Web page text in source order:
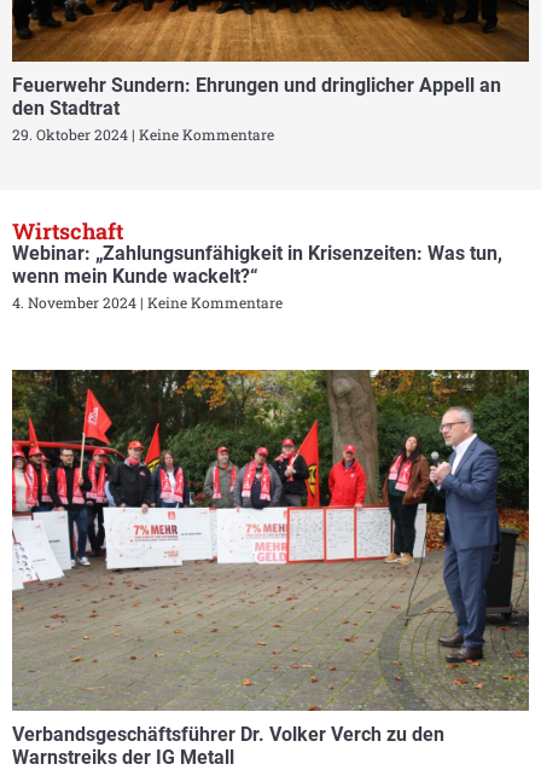
Feuerwehr Sundern: Ehrungen und dringlicher Appell an
den Stadtrat
29. Oktober 2024 Keine Kommentare
Wirtschaft
Webinar: „Zahlungsunfähigkeit in Krisenzeiten: Was tun,
wenn mein Kunde wackelt?“
4. November 2024 Keine Kommentare
Verbandsgeschäftsführer Dr. Volker Verch zu den
Warnstreiks der IG Metall